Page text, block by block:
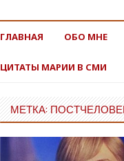
SKIP TO CONTENT
ГЛАВНАЯ ОБО МНЕ
ЦИТАТЫ МАРИИ В СМИ
МЕТКА: